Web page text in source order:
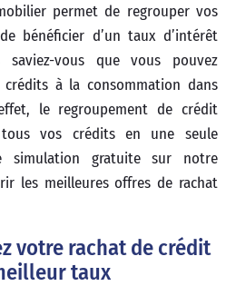
permet de regrouper vos
bénéficier d’un taux d’intérêt
saviez-vous que vous pouvez
à la consommation dans
le regroupement de crédit
vos crédits en une seule
simulation gratuite sur notre
les meilleures offres de rachat
votre rachat de crédit
taux